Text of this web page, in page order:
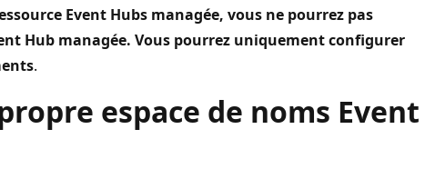
Event Hubs managée, vous ne pourrez pas
Hub managée. Vous pourrez uniquement configurer
.
espace de noms Event